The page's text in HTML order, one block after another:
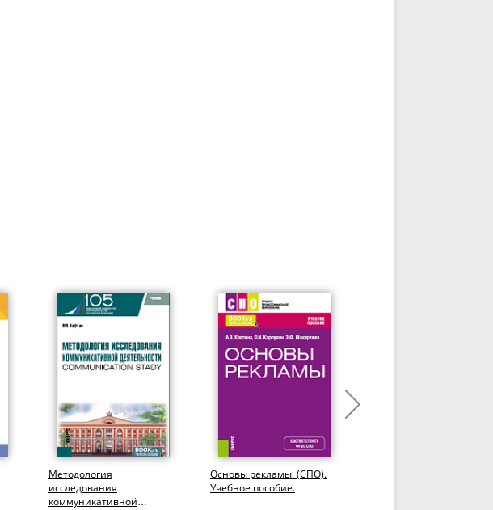
Методология
исследования
коммуникативной
Основы рекламы. (СПО).
Учебное пособие.